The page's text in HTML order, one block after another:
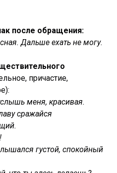
после обращения:
Дальше ехать не могу.
причастие,
меня, красивая.
сражайся
густой, спокойный